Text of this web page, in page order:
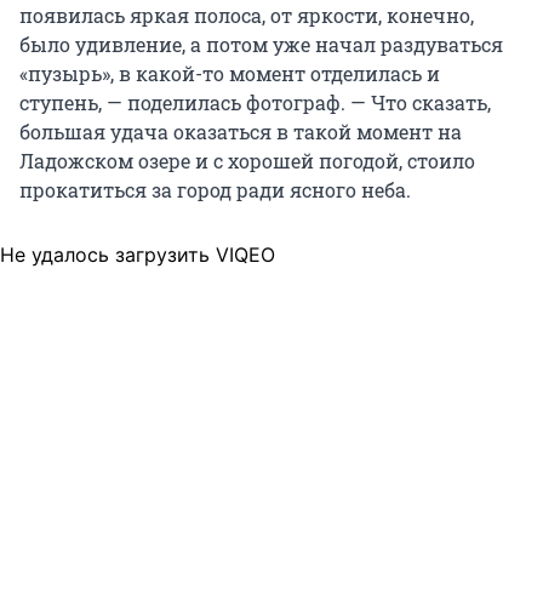
появилась яркая полоса, от яркости, конечно,
было удивление, а потом уже начал раздуваться
«пузырь», в какой-то момент отделилась и
ступень, — поделилась фотограф. — Что сказать,
большая удача оказаться в такой момент на
Ладожском озере и с хорошей погодой, стоило
прокатиться за город ради ясного неба.
Не удалось загрузить VIQEO